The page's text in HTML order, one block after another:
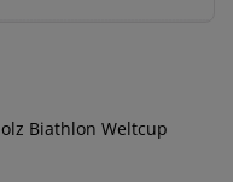
Biathlon Weltcup